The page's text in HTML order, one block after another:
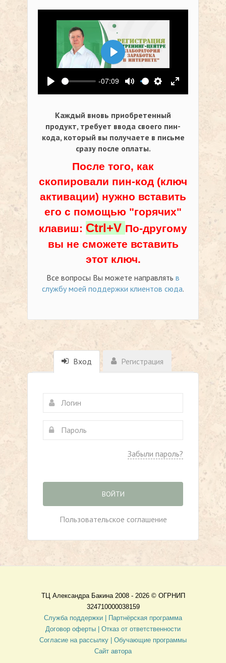
Воспроизвести
-07:09
Выключить звук
Настройки
На весь
Воспроизвести
Каждый вновь приобретенный
продукт, требует ввода своего пин-
кода, который вы получаете в письме
сразу после оплаты.
После того, как
скопировали пин-код (ключ
активации) нужно вставить
его с помощью "горячих"
клавиш: Ctrl+V По-другому
вы не сможете вставить
этот ключ.
Все вопросы Вы можете направлять в
службу моей поддержки клиентов сюда.
Вход Регистрация
Забыли пароль?
ВОЙТИ
Пользовательское соглашение
ТЦ Александра Бакина 2008 - 2026 © ОГРНИП
324710000038159
Служба поддержки |
Партнёрская программа
Договор оферты
| Отказ от ответственности
Согласие на рассылку | Обучающие программы
Сайт автора